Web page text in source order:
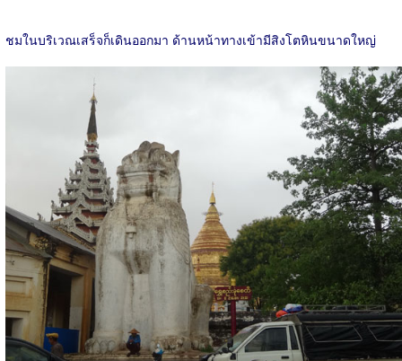
ชมในบริเวณเสร็จก็เดินออกมา ด้านหน้าทางเข้ามีสิงโตหินขนาดใหญ่